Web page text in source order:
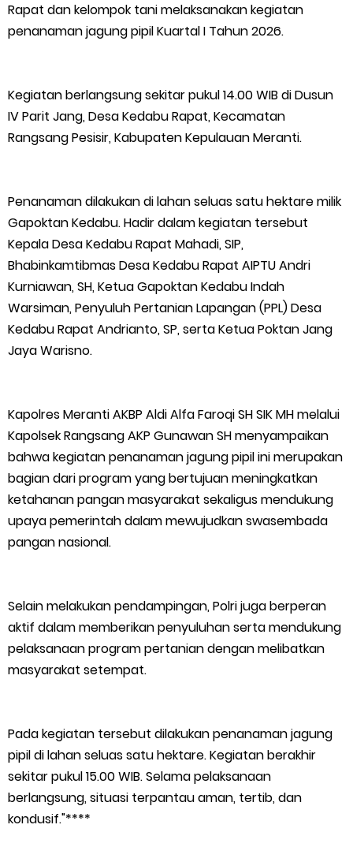
Optimalisasi Pelaksanaan Program Jaminan Sosial
Usut Skandal Lahan Ulayat Desa Palas, Sekoci24.co Resmi
Layangkan Surat Konfirmasi ke PT Arara Abadi.
Putih
Pulihkan Konektivitas Pascabencana, HKI Rampungkan
Penanganan Jalur Lembah Anai dan Malalak
Bupati Asmar Lepas 77 Kontingen Pramuka Meranti Ikuti
Jambore Nasional XII 2026 di Cibubur
Sinergitas dengan Insan Pers, Komunitas dan Mahasiswa
PLN Selat Panjang Minta Maaf, Janji Datangkan Mesin Sewa
Atasi Pemadaman di Merbau.
Warga Kecamatan Merbau dan Kecamatan Putri Puyu Tuntut
FPMP.TB Bersama OPP Teluk Belitung, Dan Perwakilan
Masyarakat Desa Se- Kecamatan Merbau Datangi PLTG
Bupati Asmar Perkuat Sinergi dengan Danposal Selatpanjang,
Bahas Stabilitas Wilayah dan Pembangunan Meranti
44 Tim Berlaga di Banglas Barat Cup II, Pemkab Meranti
Rapat dan kelompok tani melaksanakan kegiatan
penanaman jagung pipil Kuartal I Tahun 2026.
Kegiatan berlangsung sekitar pukul 14.00 WIB di Dusun
IV Parit Jang, Desa Kedabu Rapat, Kecamatan
Rangsang Pesisir, Kabupaten Kepulauan Meranti.
Penanaman dilakukan di lahan seluas satu hektare milik
Gapoktan Kedabu. Hadir dalam kegiatan tersebut
Kepala Desa Kedabu Rapat Mahadi, SIP,
Bhabinkamtibmas Desa Kedabu Rapat AIPTU Andri
Kurniawan, SH, Ketua Gapoktan Kedabu Indah
Warsiman, Penyuluh Pertanian Lapangan (PPL) Desa
Kedabu Rapat Andrianto, SP, serta Ketua Poktan Jang
Jaya Warisno.
Kapolres Meranti AKBP Aldi Alfa Faroqi SH SIK MH melalui
Kapolsek Rangsang AKP Gunawan SH menyampaikan
bahwa kegiatan penanaman jagung pipil ini merupakan
bagian dari program yang bertujuan meningkatkan
ketahanan pangan masyarakat sekaligus mendukung
upaya pemerintah dalam mewujudkan swasembada
pangan nasional.
Selain melakukan pendampingan, Polri juga berperan
aktif dalam memberikan penyuluhan serta mendukung
pelaksanaan program pertanian dengan melibatkan
masyarakat setempat.
Pada kegiatan tersebut dilakukan penanaman jagung
pipil di lahan seluas satu hektare. Kegiatan berakhir
sekitar pukul 15.00 WIB. Selama pelaksanaan
berlangsung, situasi terpantau aman, tertib, dan
kondusif."****